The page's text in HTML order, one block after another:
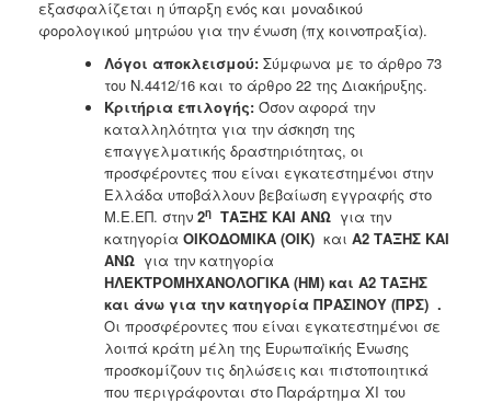
εξασφαλίζεται η ύπαρξη ενός και μοναδικού
φορολογικού μητρώου για την ένωση (πχ κοινοπραξία).
Λόγοι αποκλεισμού: Σύμφωνα με το άρθρο 73
του Ν.4412/16 και το άρθρο 22 της Διακήρυξης.
Κριτήρια επιλογής: Όσον αφορά την
καταλληλότητα για την άσκηση της
επαγγελματικής δραστηριότητας, οι
προσφέροντες που είναι εγκατεστημένοι στην
Ελλάδα υποβάλλουν βεβαίωση εγγραφής στο
Μ.Ε.ΕΠ. στην 2η ΤΑΞΗΣ ΚΑΙ ΑΝΩ για την
κατηγορία ΟΙΚΟΔΟΜΙΚΑ (ΟΙΚ) και Α2 ΤΑΞΗΣ ΚΑΙ
ΑΝΩ για την κατηγορία
ΗΛΕΚΤΡΟΜΗΧΑΝΟΛΟΓΙΚΑ (ΗΜ) και Α2 ΤΑΞΗΣ
και άνω για την κατηγορία ΠΡΑΣΙΝΟΥ (ΠΡΣ) .
Οι προσφέροντες που είναι εγκατεστημένοι σε
λοιπά κράτη μέλη της Ευρωπαϊκής Ένωσης
προσκομίζουν τις δηλώσεις και πιστοποιητικά
που περιγράφονται στο Παράρτημα XI του